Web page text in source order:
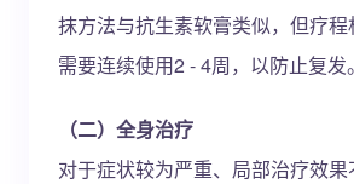
抹方法与抗生素软膏类似，但疗
需要连续使用2 - 4周，以防止复发。
（二）全身治疗
对于症状较为严重、局部治疗效